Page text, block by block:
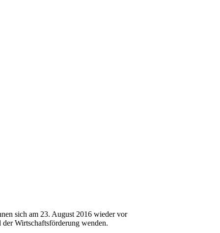
sich am 23. August 2016 wieder vor
Wirtschaftsförderung wenden.